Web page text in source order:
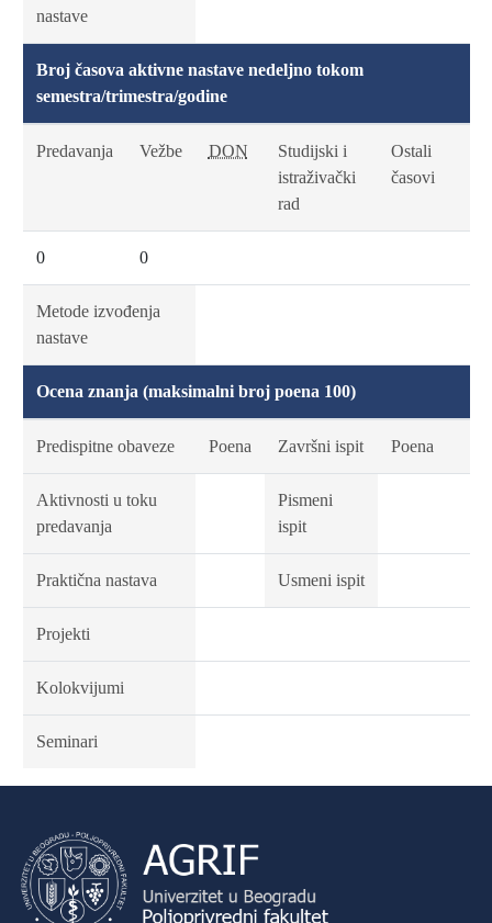
nastave
Broj časova aktivne nastave nedeljno tokom
semestra/trimestra/godine
Predavanja Vežbe DON
Studijski i
istraživački
rad
Ostali
časovi
0 0
Metode izvođenja
nastave
Ocena znanja (maksimalni broj poena 100)
Predispitne obaveze Poena Završni ispit Poena
Aktivnosti u toku
predavanja
Pismeni
ispit
Praktična nastava Usmeni ispit
Projekti
Kolokvijumi
Seminari